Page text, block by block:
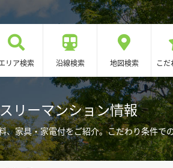
リア検索 沿線検索 地図検索 こ
リーマンション情報
家具・家電付をご紹介。こだわり条件で